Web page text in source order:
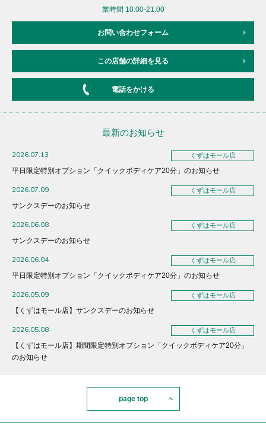
業時間 10:00-21:00
お問い合わせフォーム
この店舗の詳細を見る
電話をかける
最新のお知らせ
2026.07.13 くずはモール店
平日限定特別オプション「クイックボディケア20分」のお知らせ
2026.07.09 くずはモール店
サンクスデーのお知らせ
2026.06.08 くずはモール店
サンクスデーのお知らせ
2026.06.04 くずはモール店
平日限定特別オプション「クイックボディケア20分」のお知らせ
2026.05.09 くずはモール店
【くずはモール店】サンクスデーのお知らせ
2026.05.08 くずはモール店
【くずはモール店】期間限定特別オプション「クイックボディケア20分」
のお知らせ
page top